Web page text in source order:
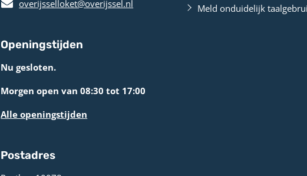
overijsselloket@overijssel.nl
Openingstijden
Nu gesloten.
Morgen open van 08:30 tot 17:00
Alle openingstijden
Postadres
Meld onduidelijk